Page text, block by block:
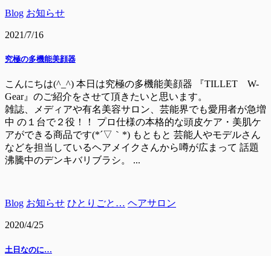
Blog お知らせ
2021/7/16
究極の多機能美顔器
こんにちは(^_^) 本日は究極の多機能美顔器 『TILLET W-
Gear』のご紹介をさせて頂きたいと思います。
雑誌、メディアや有名美容サロン、芸能界でも愛用者が急増
中 の１台で２役！！ プロ仕様の本格的な頭皮ケア・美肌ケ
アができる商品です(*´▽｀*) もともと 芸能人やモデルさん
などを担当しているヘアメイクさんから噂が広まって 話題
沸騰中のデンキバリブラシ。 ...
Blog お知らせ ひとりごと… ヘアサロン
2020/4/25
土日なのに…